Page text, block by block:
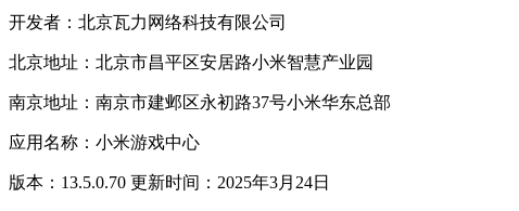
开发者：北京瓦力网络科技有限公司
北京地址：北京市昌平区安居路小米智慧产业园
南京地址：南京市建邺区永初路37号小米华东总部
应用名称：小米游戏中心
版本：13.5.0.70 更新时间：2025年3月24日